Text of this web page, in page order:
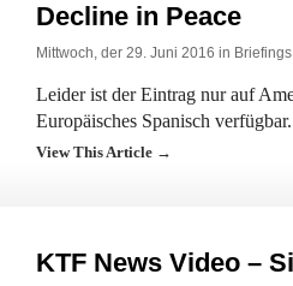
Decline in Peace
Mittwoch, der 29. Juni 2016 in Briefings
Leider ist der Eintrag nur auf
Europäisches Spanisch verfügbar.
View This Article →
KTF News Video –